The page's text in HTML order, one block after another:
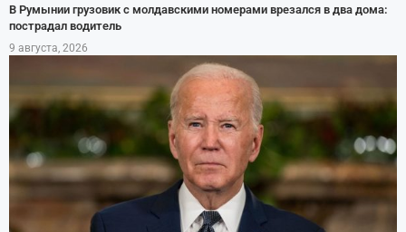
В Румынии грузовик с молдавскими номерами врезался в два дома:
пострадал водитель
9 августа, 2026